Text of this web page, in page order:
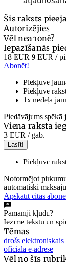
Šis raksts
Autorizējies
Vēl neabonē?
Iepazīšanās
18 EUR 9 EUR /
Abonēt!
Piekļuve
Piekļuve
1x nedēļā
Piedāvājums spēkā
Viena raksta
3 EUR / gab.
Lasīt!
Piekļuve
Noformējot
automātiski
Apskatīt citas
Pamanīji kļūdu?
Iezīmē tekstu un
Tēmas
drošs elektroniskais
oficiālā e-adrese
Vēl no šīs